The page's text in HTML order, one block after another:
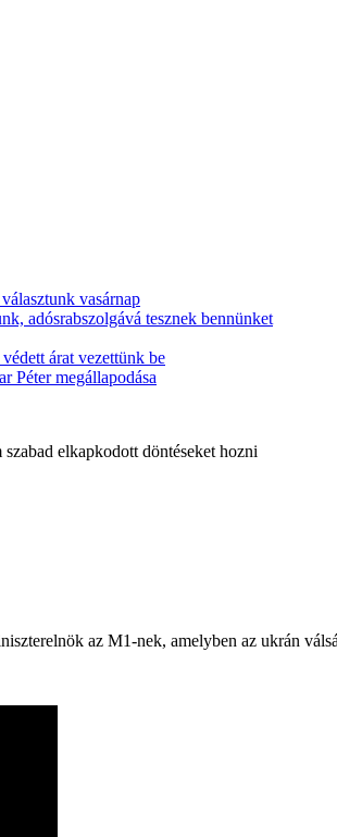
vasárnap
adósrabszolgává tesznek bennünket
árat vezettünk be
Péter megállapodása
elkapkodott döntéseket hozni
az M1-nek, amelyben az ukrán